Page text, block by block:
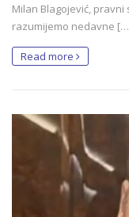
Milan Blagojević,
razumijemo nedavne
Read more